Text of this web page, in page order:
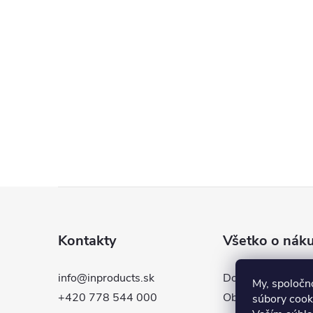
My,
súbory
Kontakty
info@inproducts.sk
+420 778 544 000
Všetko o
Doprava a platba
Obchodné